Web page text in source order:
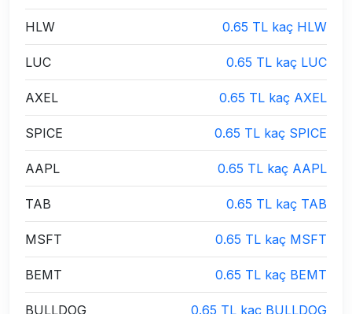
HLW 0.65 TL kaç HLW
LUC 0.65 TL kaç LUC
AXEL 0.65 TL kaç AXEL
SPICE 0.65 TL kaç SPICE
AAPL 0.65 TL kaç AAPL
TAB 0.65 TL kaç TAB
MSFT 0.65 TL kaç MSFT
BEMT 0.65 TL kaç BEMT
BULLDOG 0.65 TL kaç BULLDOG